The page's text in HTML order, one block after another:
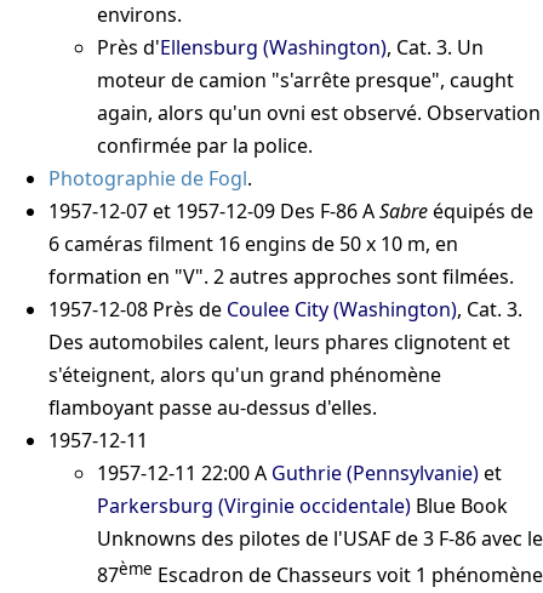
environs.
Près d'Ellensburg (Washington), Cat. 3. Un
moteur de camion "s'arrête presque", caught
again, alors qu'un ovni est observé. Observation
confirmée par la police.
Photographie de Fogl.
1957-12-07et 1957-12-09 Des F-86 ASabreéquipés de
6 caméras filment 16 engins de 50 x 10 m, en
formation en "V". 2 autres approches sont filmées.
1957-12-08 Près de Coulee City (Washington), Cat. 3.
Des automobiles calent, leurs phares clignotent et
s'éteignent, alors qu'un grand phénomène
flamboyant passe au-dessus d'elles.
1957-12-11
1957-12-11 22:00A Guthrie (Pennsylvanie)et
Parkersburg (Virginie occidentale) Blue Book
Unknowns des pilotes de l'USAF de 3 F-86 avec le
87ème Escadron de Chasseurs voit 1 phénomène